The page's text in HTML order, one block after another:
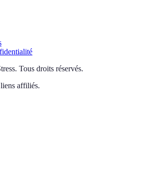
. Tous droits réservés.
affiliés.